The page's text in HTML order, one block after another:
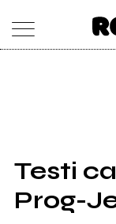
SHOP
RADIO
Testi
Prog-